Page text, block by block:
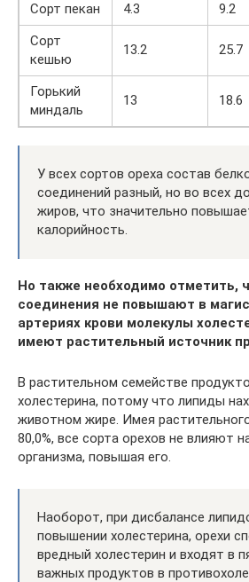
Сорт пекан 4.3 9.2
Сорт
кешью
13.2 25.7
Горький
миндаль
13 18.6
У всех сортов ореха состав
соединений разный, но во всех
жиров, что значительно
калорийность.
Но также необходимо отметить,
соединения не повышают в
артериях крови молекулы
имеют растительный источник
В растительном семействе
холестерина, потому что липиды
животном жире. Имея
80,0%, все сорта орехов не влияют
организма, повышая его.
Наоборот, при дисбалансе
повышении холестерина, орехи
вредный холестерин и входят в
важных продуктов в